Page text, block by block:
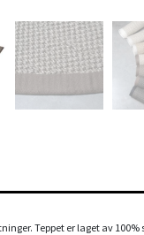
Teppet er laget av